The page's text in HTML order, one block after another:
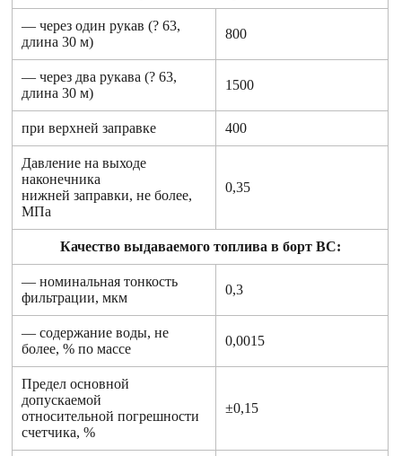
— через один рукав (? 63,
длина 30 м)
800
— через два рукава (? 63,
длина 30 м)
1500
при верхней заправке 400
Давление на выходе
наконечника
нижней заправки, не более,
МПа
0,35
Качество выдаваемого топлива в борт ВС:
— номинальная тонкость
фильтрации, мкм
0,3
— содержание воды, не
более, % по массе
0,0015
Предел основной
допускаемой
относительной погрешности
счетчика, %
±0,15